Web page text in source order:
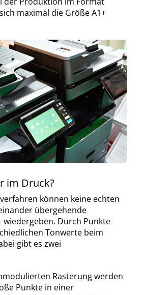
maximal die Größe A1+
im Druck?
können keine echten
übergehende
wiedergeben. Durch Punkte
Tonwerte beim
gibt es zwei
Rasterung werden
Punkte in einer